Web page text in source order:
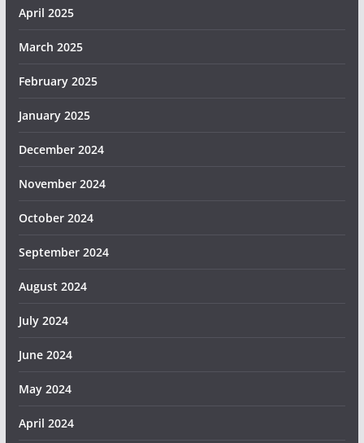
April 2025
March 2025
February 2025
January 2025
December 2024
November 2024
October 2024
September 2024
August 2024
July 2024
June 2024
May 2024
April 2024